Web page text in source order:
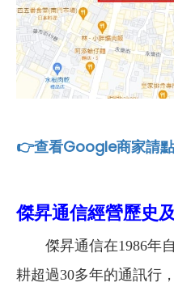
👉查看Google商家請
傑昇通信經營歷史
傑昇通信在1986年自
耕超過30多年的通訊行